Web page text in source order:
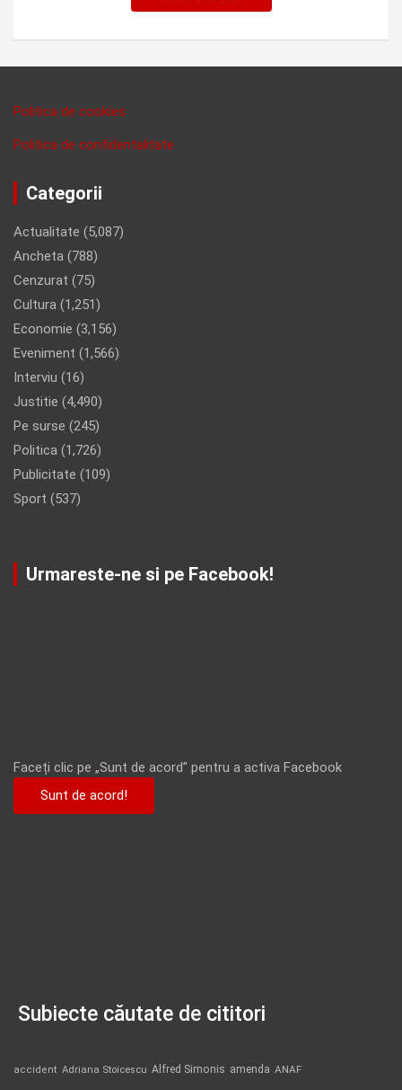
Politica de cookies
Politica de confidentalitate
Categorii
Actualitate (5,087)
Ancheta (788)
Cenzurat (75)
Cultura (1,251)
Economie (3,156)
Eveniment (1,566)
Interviu (16)
Justitie (4,490)
Pe surse (245)
Politica (1,726)
Publicitate (109)
Sport (537)
Urmareste-ne si pe Facebook!
Faceți clic pe „Sunt de acord” pentru a activa Facebook
Sunt de acord!
Subiecte căutate de cititori
accident Adriana Stoicescu Alfred Simonis amenda ANAF